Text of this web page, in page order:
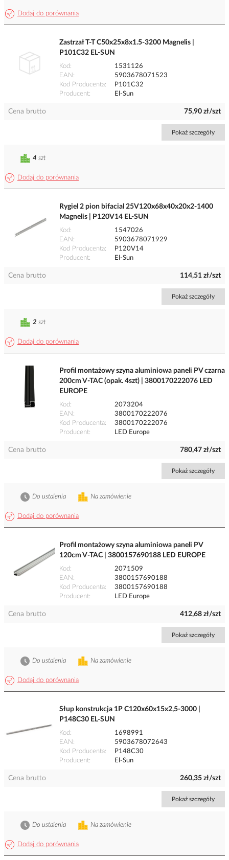
Dodaj do porównania
Zastrzał T-T C50x25x8x1.5-3200 Magnelis |
P101C32 EL-SUN
Kod
1531126
EAN
5903678071523
Kod Producenta
P101C32
Producent
El-Sun
Cena brutto 75,90 zł/szt
Pokaż szczegóły
Dodaj do porównania
4 szt
Rygiel 2 pion bifacial 25V120x68x40x20x2-1400
Magnelis | P120V14 EL-SUN
Kod
1547026
EAN
5903678071929
Kod Producenta
P120V14
Producent
El-Sun
Cena brutto 114,51 zł/szt
Pokaż szczegóły
Dodaj do porównania
2 szt
Profil montażowy szyna aluminiowa paneli PV czarna
200cm V-TAC (opak. 4szt) | 3800170222076 LED
EUROPE
Kod
2073204
EAN
3800170222076
Kod Producenta
3800170222076
Producent
LED Europe
Cena brutto 780,47 zł/szt
Pokaż szczegóły
Dodaj do porównania
Na zamówienie
Do ustalenia
Profil montażowy szyna aluminiowa paneli PV
120cm V-TAC | 3800157690188 LED EUROPE
Kod
2071509
EAN
3800157690188
Kod Producenta
3800157690188
Producent
LED Europe
Cena brutto 412,68 zł/szt
Pokaż szczegóły
Dodaj do porównania
Na zamówienie
Do ustalenia
Słup konstrukcja 1P C120x60x15x2,5-3000 |
P148C30 EL-SUN
Kod
1698991
EAN
5903678072643
Kod Producenta
P148C30
Producent
El-Sun
Cena brutto 260,35 zł/szt
Pokaż szczegóły
Dodaj do porównania
Na zamówienie
Do ustalenia